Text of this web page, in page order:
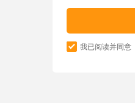
我已阅读并同意